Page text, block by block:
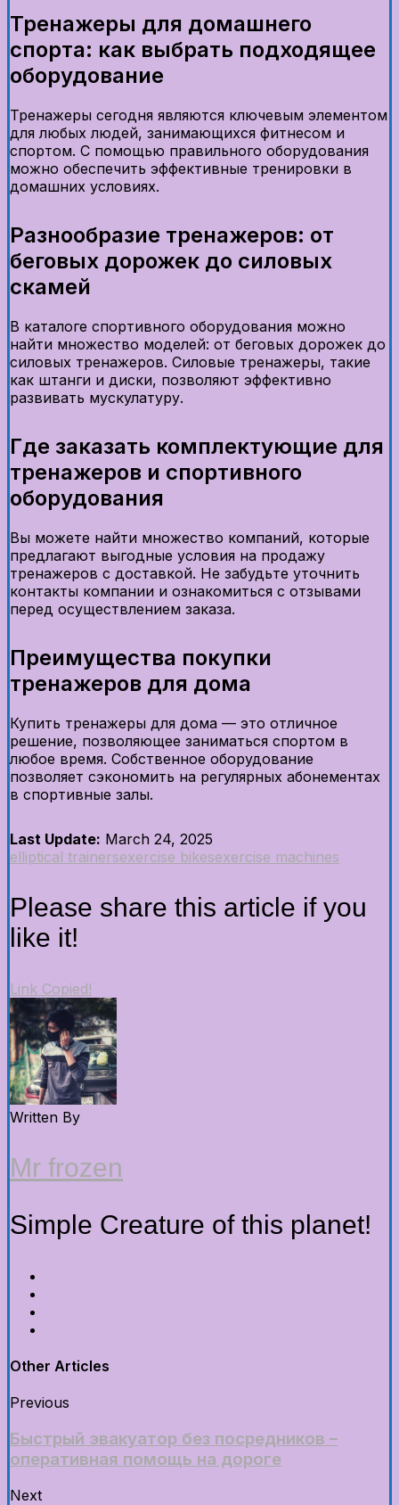
Тренажеры для домашнего
спорта: как выбрать подходящее
оборудование
Тренажеры сегодня являются ключевым элементом
для любых людей, занимающихся фитнесом и
спортом. С помощью правильного оборудования
можно обеспечить эффективные тренировки в
домашних условиях.
Разнообразие тренажеров: от
беговых дорожек до силовых
скамей
В каталоге спортивного оборудования можно
найти множество моделей: от беговых дорожек до
силовых тренажеров. Силовые тренажеры, такие
как штанги и диски, позволяют эффективно
развивать мускулатуру.
Где заказать комплектующие для
тренажеров и спортивного
оборудования
Вы можете найти множество компаний, которые
предлагают выгодные условия на продажу
тренажеров с доставкой. Не забудьте уточнить
контакты компании и ознакомиться с отзывами
перед осуществлением заказа.
Преимущества покупки
тренажеров для дома
Купить тренажеры для дома — это отличное
решение, позволяющее заниматься спортом в
любое время. Собственное оборудование
позволяет сэкономить на регулярных абонементах
в спортивные залы.
Last Update: March 24, 2025
elliptical trainersexercise bikesexercise machines
Please share this article if you
like it!
Link Copied!
Written By
Mr frozen
Simple Creature of this planet!
Other Articles
Previous
Быстрый эвакуатор без посредников –
оперативная помощь на дороге
Next